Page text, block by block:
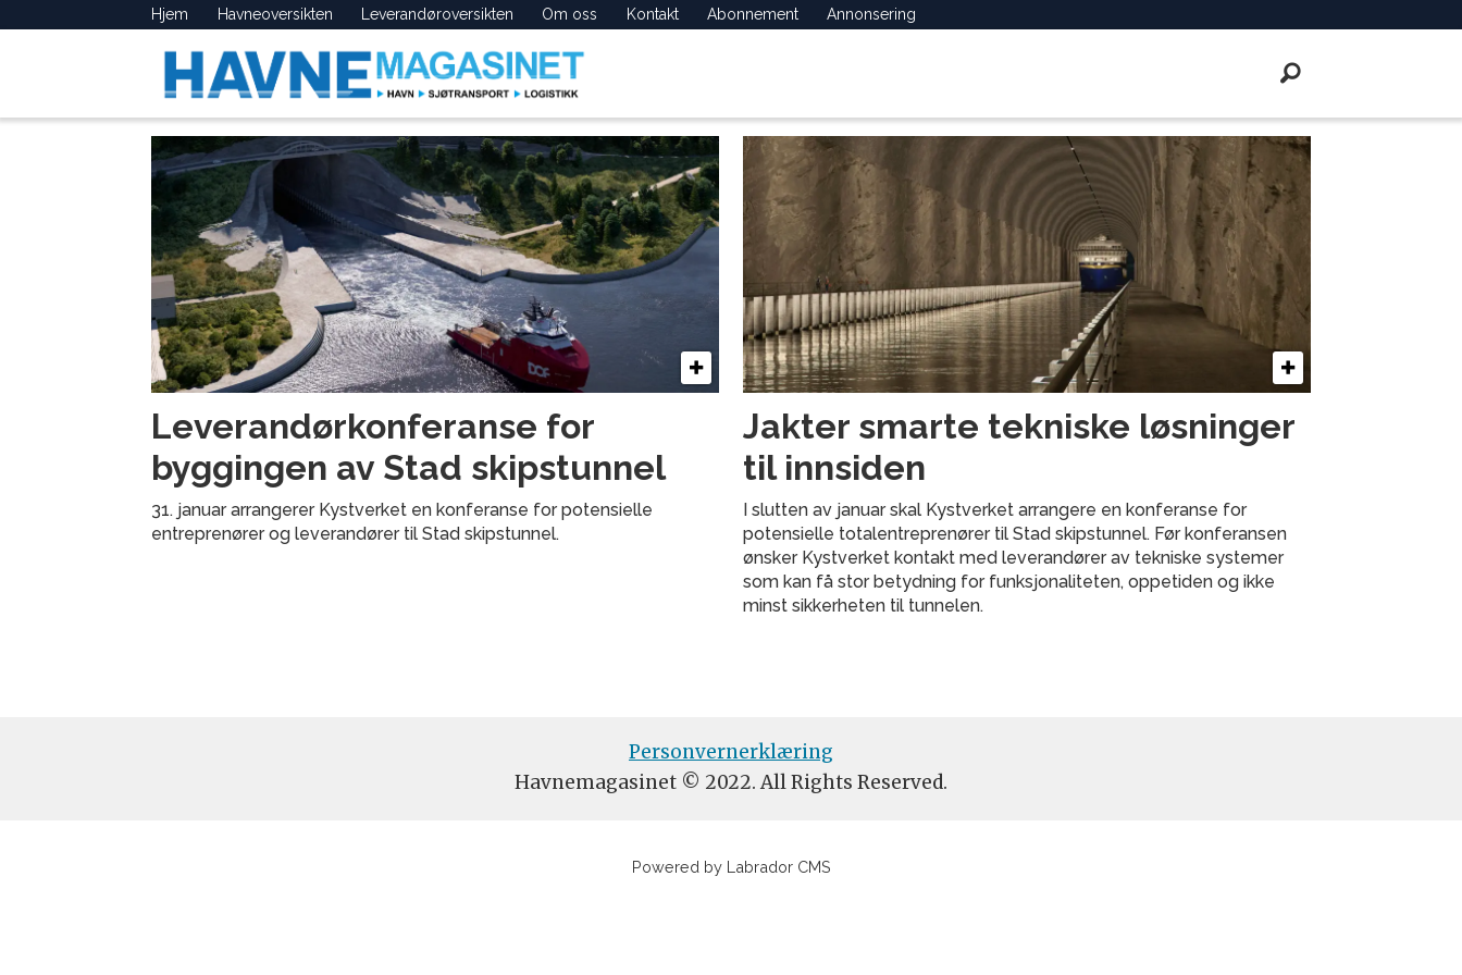
Hjem Havneoversikten Leverandøroversikten Om oss Kontakt Abonnement Annonsering
leverandører
Leverandørkonferanse for
byggingen av Stad skipstunnel
31. januar arrangerer Kystverket en konferanse for potensielle
entreprenører og leverandører til Stad skipstunnel.
Jakter smarte tekniske løsninger
til innsiden
I slutten av januar skal Kystverket arrangere en konferanse for
potensielle totalentreprenører til Stad skipstunnel. Før konferansen
ønsker Kystverket kontakt med leverandører av tekniske systemer
som kan få stor betydning for funksjonaliteten, oppetiden og ikke
minst sikkerheten til tunnelen.
Personvernerklæring
Havnemagasinet © 2022. All Rights Reserved.
Powered by Labrador CMS